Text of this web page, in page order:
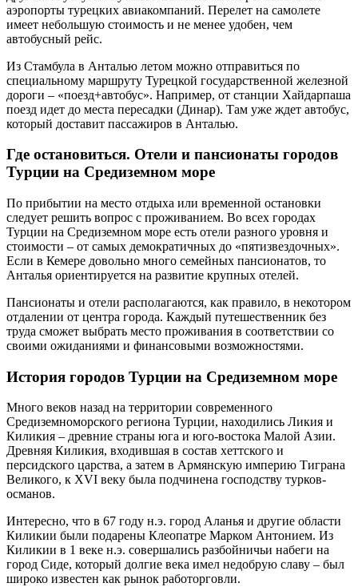
аэропорты турецких авиакомпаний. Перелет на самолете
имеет небольшую стоимость и не менее удобен, чем
автобусный рейс.
Из Стамбула в Анталью летом можно отправиться по
специальному маршруту Турецкой государственной железной
дороги – «поезд+автобус». Например, от станции Хайдарпаша
поезд идет до места пересадки (Динар). Там уже ждет автобус,
который доставит пассажиров в Анталью.
Где остановиться. Отели и пансионаты городов
Турции на Средиземном море
По прибытии на место отдыха или временной остановки
следует решить вопрос с проживанием. Во всех городах
Турции на Средиземном море есть отели разного уровня и
стоимости – от самых демократичных до «пятизвездочных».
Если в Кемере довольно много семейных пансионатов, то
Анталья ориентируется на развитие крупных отелей.
Пансионаты и отели располагаются, как правило, в некотором
отдалении от центра города. Каждый путешественник без
труда сможет выбрать место проживания в соответствии со
своими ожиданиями и финансовыми возможностями.
История городов Турции на Средиземном море
Много веков назад на территории современного
Средиземноморского региона Турции, находились Ликия и
Киликия – древние страны юга и юго-востока Малой Азии.
Древняя Киликия, входившая в состав хеттского и
персидского царства, а затем в Армянскую империю Тиграна
Великого, к XVI веку была подчинена господству турков-
османов.
Интересно, что в 67 году н.э. город Аланья и другие области
Киликии были подарены Клеопатре Марком Антонием. Из
Киликии в 1 веке н.э. совершались разбойничьи набеги на
город Сиде, который долгие века имел недобрую славу – был
широко известен как рынок работорговли.